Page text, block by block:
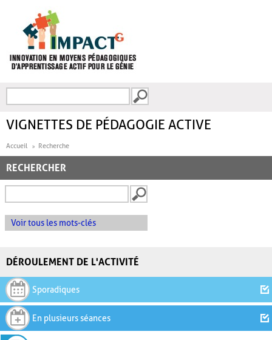
FORMULAIRE DE
VIGNETTES DE PÉDAGOGIE ACTIVE
Accueil Recherche
RECHERCHER
Voir tous les mots-clés
DÉROULEMENT DE L'ACTIVITÉ
Sporadiques
En plusieurs séances